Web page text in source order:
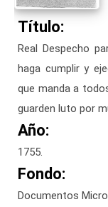
Título:
Real Despecho
haga cumplir y
que manda a
guarden luto por
Año:
1755.
Fondo:
Documentos